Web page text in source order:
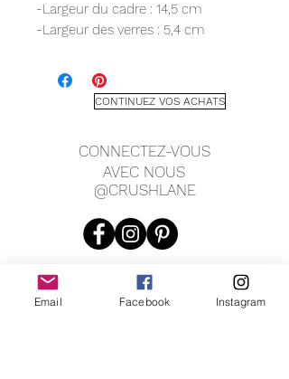
-Largeur du cadre : 14,5 cm
-Largeur des verres : 5,4 cm
-Largeur du pont : 1,9 cm
-Longueur des branches : 13,4 cm
CONTINUEZ VOS ACHATS
CONNECTEZ-VOUS
AVEC NOUS
@CRUSHLANE
Email Facebook Instagram